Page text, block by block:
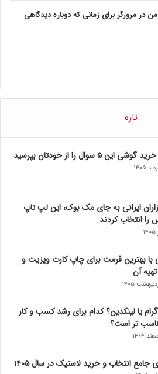
در مرورگر برای زمانی که دوباره دیدگاهی
تازه
این ۵ سوال را از خودتان بپرسید
ایرانی به جای مک بوک، این لپ تاپ
را انتخاب کردند
با بهترین فرمت برای چاپ کارت ویزیت و
آن
یا لینکدین؟ کدام برای رشد کسب و کار
تر است؟
جامع انتخاب و خرید لاستیک در سال ۱۴۰۵